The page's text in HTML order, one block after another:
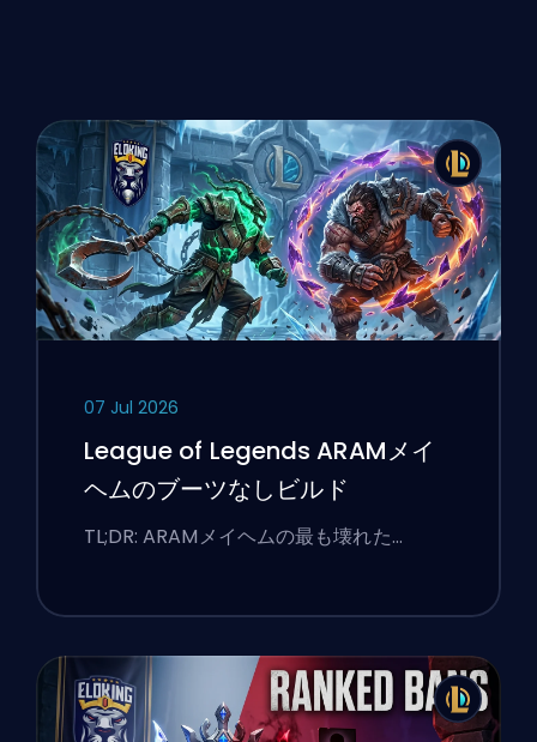
07 Jul 2026
League of Legends ARAMメイ
ヘムのブーツなしビルド
TL;DR: ARAMメイヘムの最も壊れた…